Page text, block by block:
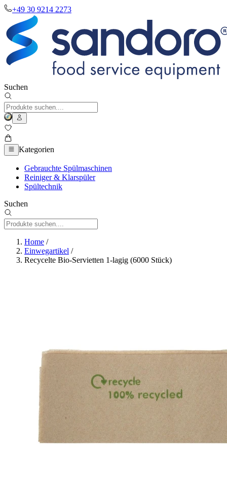
+49 30 9214 2273
Suchen
Kategorien
Gebrauchte Spülmaschinen
Reiniger & Klarspüler
Spültechnik
Suchen
Home /
Einwegartikel /
Recycelte Bio-Servietten 1-lagig (6000 Stück)